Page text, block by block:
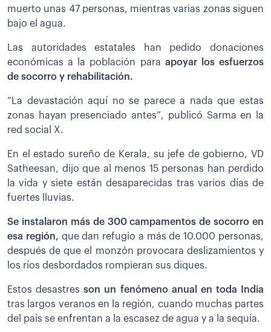
muerto unas 47 personas, mientras varias zonas siguen
bajo el agua.
Las autoridades estatales han pedido donaciones
económicas a la población para apoyar los esfuerzos
de socorro y rehabilitación.
“La devastación aquí no se parece a nada que estas
zonas hayan presenciado antes”, publicó Sarma en la
red social X.
En el estado sureño de Kerala, su jefe de gobierno, VD
Satheesan, dijo que al menos 15 personas han perdido
la vida y siete están desaparecidas tras varios días de
fuertes lluvias.
Se instalaron más de 300 campamentos de socorro en
esa región, que dan refugio a más de 10.000 personas,
después de que el monzón provocara deslizamientos y
los ríos desbordados rompieran sus diques.
Estos desastresson un fenómeno anual en toda India
tras largos veranos en la región, cuando muchas partes
del país se enfrentan a la escasez de agua y a la sequía.